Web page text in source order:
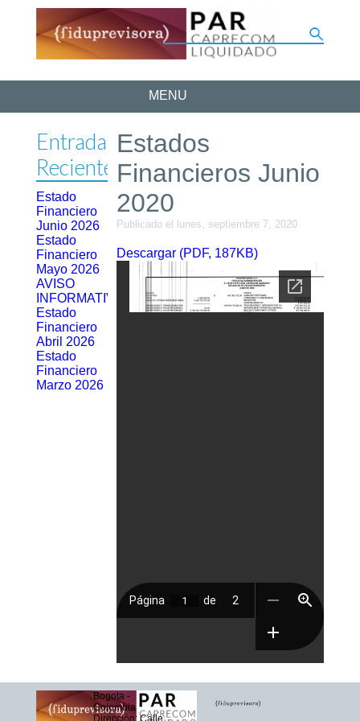
MENU
Entradas
Recientes
Estado
Financiero
Junio 2026
Estado
Financiero
Mayo 2026
AVISO
INFORMATIVO
Estado
Financiero
Abril 2026
Estado
Financiero
Marzo 2026
Estados
Financieros Junio
2020
Publicado el lunes, septiembre 7, 2020
Descargar (PDF, 187KB)
Bogota -
Colombia
Dirección: Calle